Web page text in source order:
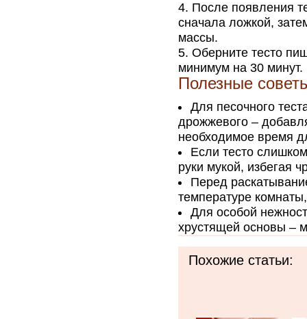
После появления
сначала ложкой,
массы.
Оберните тесто
минимум на 30
Полезные
Для песочного
дрожжевого –
необходимое время
Если тесто
руки мукой, избегая
Перед
температуре
Для особой
хрустящей основы –
Похожие статьи: